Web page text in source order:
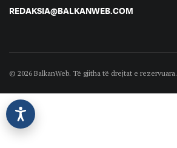
REDAKSIA@BALKANWEB.COM
© 2026 BalkanWeb. Të gjitha të drejtat e rezervuara.